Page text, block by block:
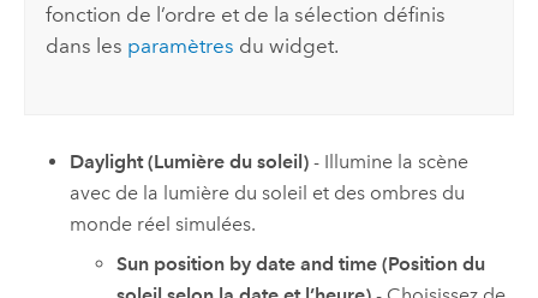
fonction de l’ordre et de la sélection définis
dans les paramètres du widget.
Daylight (Lumière du soleil) - Illumine la scène
avec de la lumière du soleil et des ombres du
monde réel simulées.
Sun position by date and time (Position du